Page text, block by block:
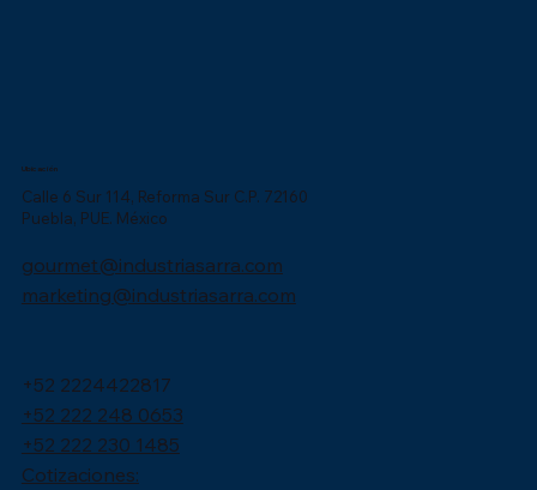
Ubicación
Calle 6 Sur 114, Reforma Sur C.P. 72160
Puebla, PUE. México
gourmet@industriasarra.com
marketing@industriasarra.com
+52 2224422817
+52 222 248 0653
+52 222 230 1485
Cotizaciones: